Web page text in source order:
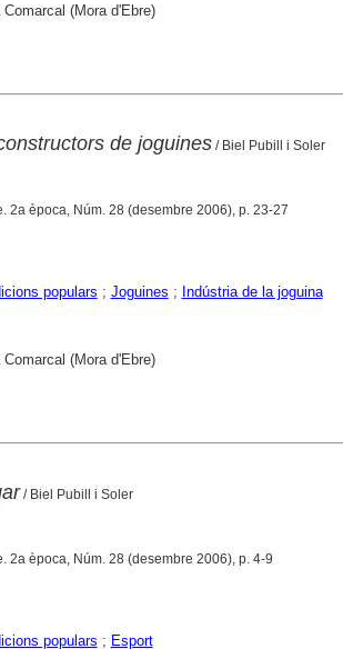
(Mora d'Ebre)
de joguines/ Biel Pubill i Soler
2a època, Núm. 28 (desembre 2006), p. 23-27
populars ; Joguines ; Indústria de la joguina
(Mora d'Ebre)
/ Biel Pubill i Soler
2a època, Núm. 28 (desembre 2006), p. 4-9
populars ; Esport